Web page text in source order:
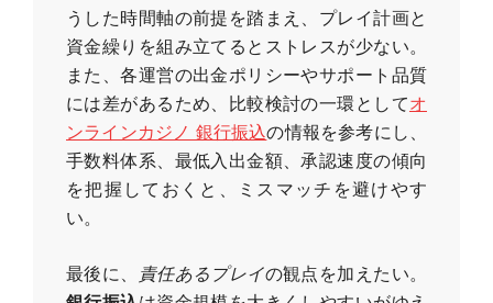
うした時間軸の前提を踏まえ、プレイ計画と
資金繰りを組み立てるとストレスが少ない。
また、各運営の出金ポリシーやサポート品質
には差があるため、比較検討の一環としてオ
ンラインカジノ 銀行振込の情報を参考にし、
手数料体系、最低入出金額、承認速度の傾向
を把握しておくと、ミスマッチを避けやす
い。
最後に、 責任あるプレイの観点を加えたい。